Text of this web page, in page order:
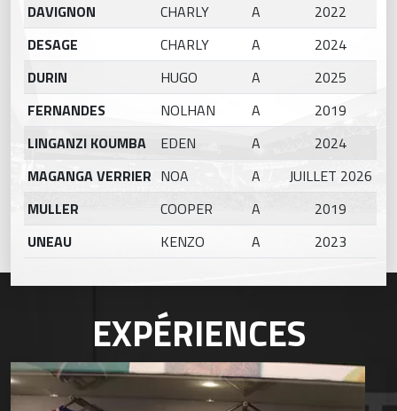
DAVIGNON
CHARLY A
2022
DESAGE
CHARLY A
2024
DURIN
HUGO A
2025
FERNANDES
NOLHAN A
2019
LINGANZI KOUMBA
EDEN A
2024
MAGANGA VERRIER NOA A
JUILLET 2026
MULLER
COOPER A
2019
UNEAU
KENZO A 2023
EXPÉRIENCES